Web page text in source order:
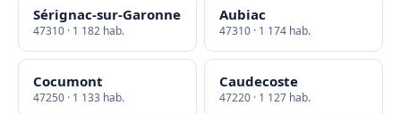
Sérignac-sur-Garonne
47310 · 1 182 hab.
Aubiac
47310 · 1 174 hab.
Cocumont
47250 · 1 133 hab.
Caudecoste
47220 · 1 127 hab.